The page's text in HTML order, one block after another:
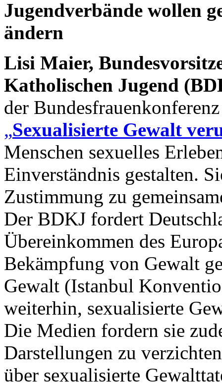
Jugendverbände wollen
ändern
Lisi Maier,
Katholischen Jugend
der
„Sexualisierte Gewalt
Menschen sexuelles
Einverständnis gestalten.
Zustimmung zu
Der BDKJ fordert
Übereinkommen des
Bekämpfung von Gewalt
Gewalt (Istanbul
weiterhin, sexualisierte
Die Medien fordern sie
Darstellungen zu
über sexualisierte